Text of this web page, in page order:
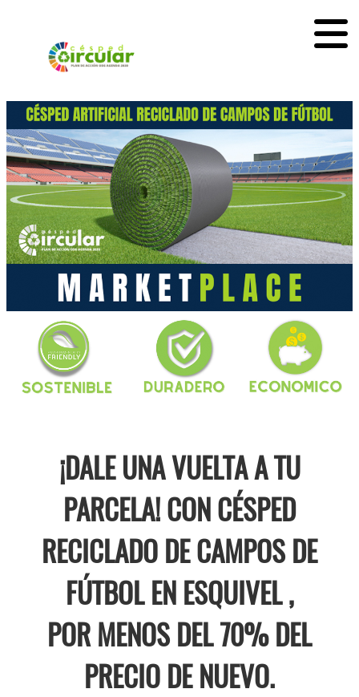
¡DALE UNA VUELTA A TU
PARCELA! CON CÉSPED
RECICLADO DE CAMPOS DE
FÚTBOL EN ESQUIVEL ,
POR MENOS DEL 70% DEL
PRECIO DE NUEVO.